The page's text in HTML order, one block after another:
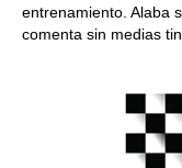
entrenamiento. Alaba
comenta sin medias